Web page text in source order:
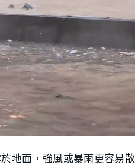
地面，強風或暴雨更容易